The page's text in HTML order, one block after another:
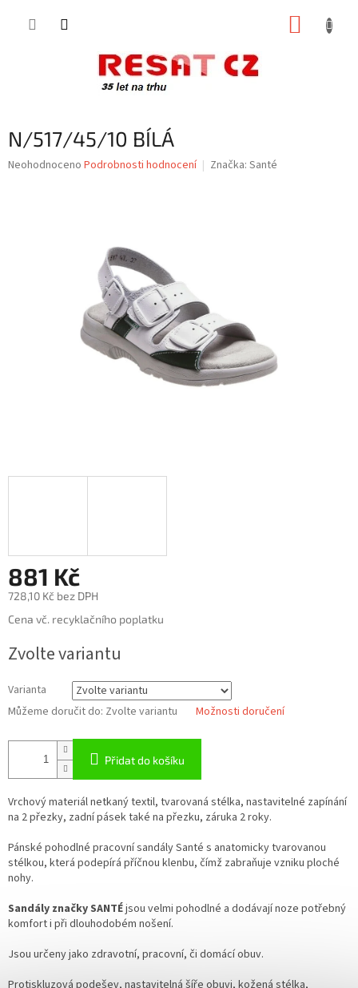
N/517/45/10 BÍLÁ
Průměrné
Neohodnoceno Podrobnosti hodnocení Značka: Santé
881 Kč
728,10 Kč bez DPH
Měrná
Cena vč. recyklačního poplatku
Zvolte variantu
Varianta
Můžeme doručit do: Zvolte variantu Možnosti doručení
Přidat do košíku
Vrchový materiál netkaný textil, tvarovaná stélka, nastavitelné zapínání
na 2 přezky, zadní pásek také na přezku, záruka 2 roky.
Pánské pohodlné pracovní sandály Santé s anatomicky tvarovanou
stélkou, která podepírá příčnou klenbu, čímž zabraňuje vzniku ploché
nohy.
Sandály značky SANTÉjsou velmi pohodlné a dodávají noze potřebný
komfort i při dlouhodobém nošení.
Jsou určeny jako zdravotní, pracovní, či domácí obuv.